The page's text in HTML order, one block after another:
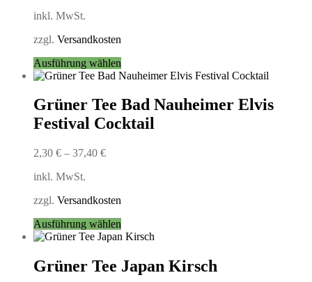
werden
inkl. MwSt.
zzgl. Versandkosten
Ausführung wählen
Produkt
mehrere
Varianten
auf.
werden
Grüner Tee Bad Nauheimer Elvis
Festival Cocktail
2,30 € – 37,40 €
inkl. MwSt.
zzgl. Versandkosten
Ausführung wählen
Produkt
mehrere
Varianten
Grüner Tee Japan Kirsch